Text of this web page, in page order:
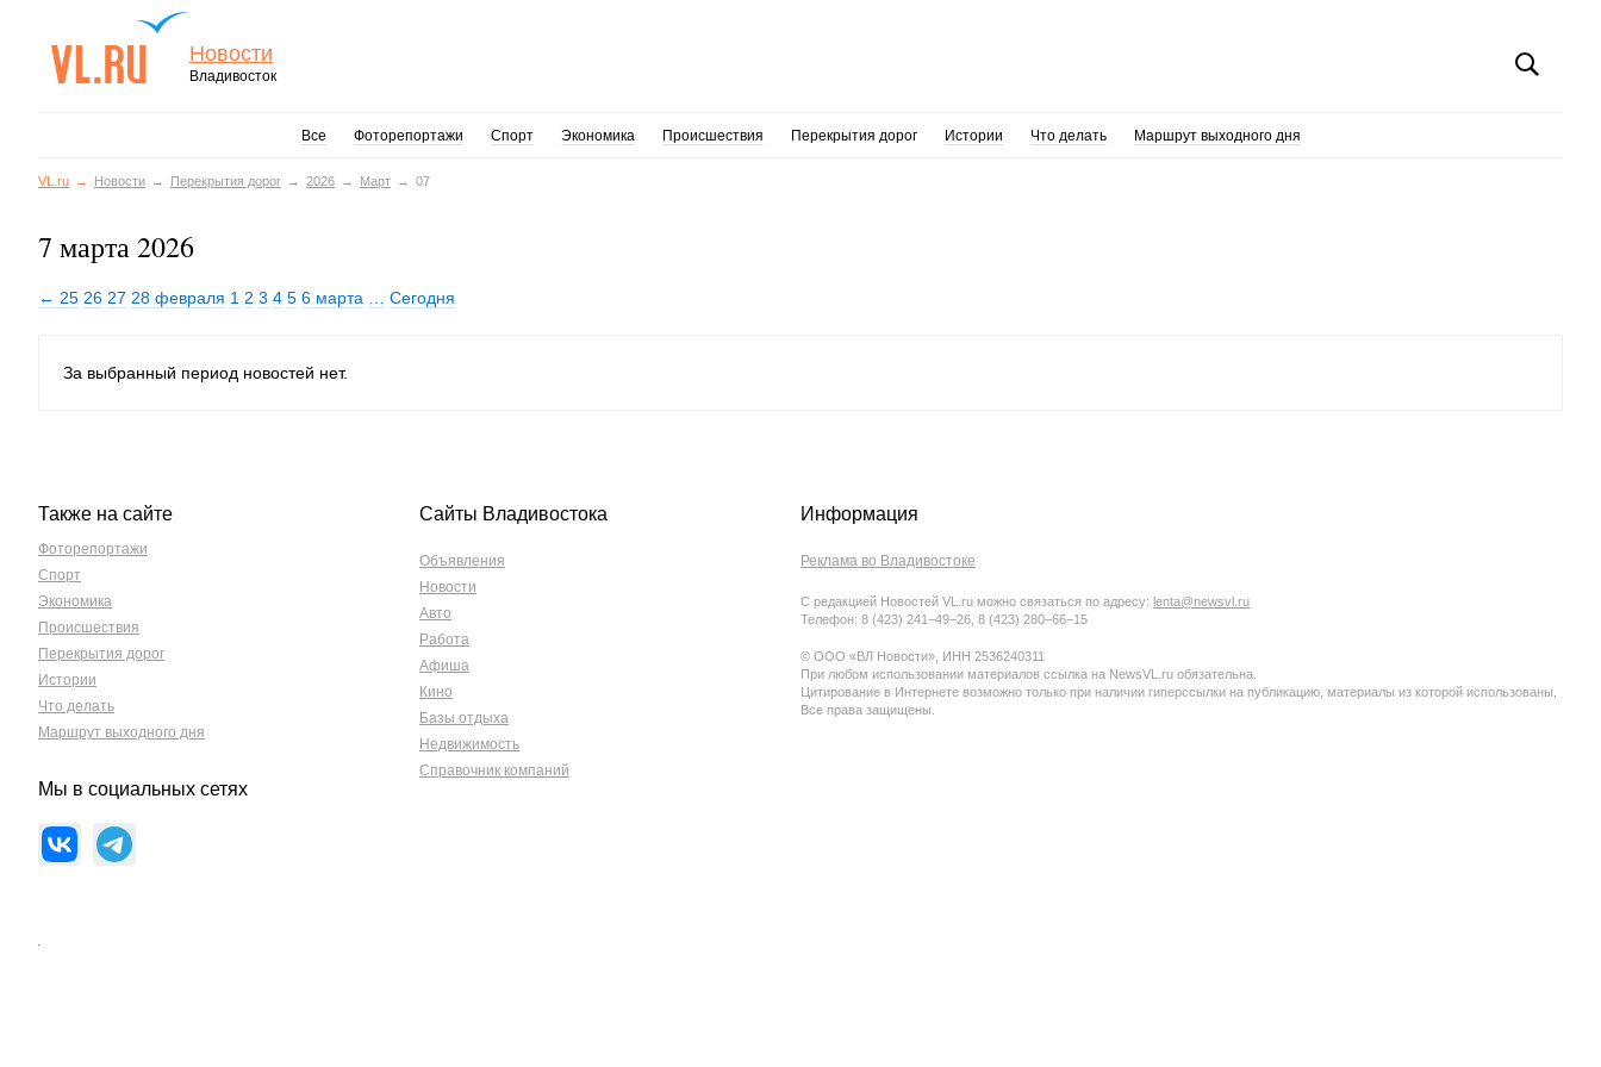
Новости
Владивосток
Все Фоторепортажи Спорт Экономика Происшествия Перекрытия дорог Истории Что делать Маршрут выходного дня
VL.ru Новости Перекрытия дорог 2026 Март 07
7 марта 2026
← 25 26 27 28 февраля 1 2 3 4 5 6 марта Сегодня
За выбранный период новостей нет.
Также на сайте
Фоторепортажи
Спорт
Экономика
Происшествия
Перекрытия дорог
Истории
Что делать
Маршрут выходного дня
Мы в социальных сетях
Сайты Владивостока
Объявления
Новости
Авто
Работа
Афиша
Кино
Базы отдыха
Недвижимость
Справочник компаний
Информация
Реклама во Владивостоке
С редакцией Новостей VL.ru можно связаться по адресу: lenta@newsvl.ru
Телефон: 8 (423) 241−49−26, 8 (423) 280−66−15
© ООО «ВЛ Новости», ИНН 2536240311
При любом использовании материалов ссылка на NewsVL.ru обязательна.
Цитирование в Интернете возможно только при наличии гиперссылки на публикацию, материалы из которой использованы.
Все права защищены.